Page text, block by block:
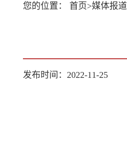
您的位置： 首页>媒体报道
发布时间：2022-11-25